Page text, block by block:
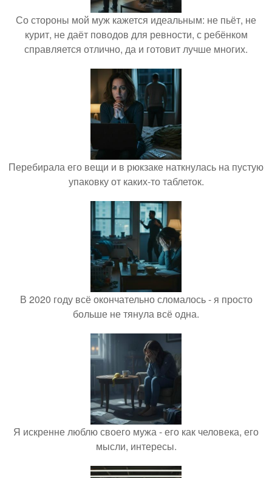
Со стороны мой муж кажется идеальным: не пьёт, не
курит, не даёт поводов для ревности, с ребёнком
справляется отлично, да и готовит лучше многих.
Перебирала его вещи и в рюкзаке наткнулась на пустую
упаковку от каких-то таблеток.
В 2020 году всё окончательно сломалось - я просто
больше не тянула всё одна.
Я искренне люблю своего мужа - его как человека, его
мысли, интересы.